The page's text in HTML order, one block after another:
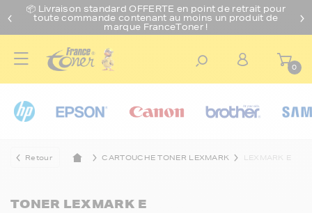
📦 Livraison standard OFFERTE en point de retrait pour
toute commande contenant au moins un produit de
marque FranceToner !
0
Retour CARTOUCHE TONER LEXMARK LEXMARK E
TONER LEXMARK E